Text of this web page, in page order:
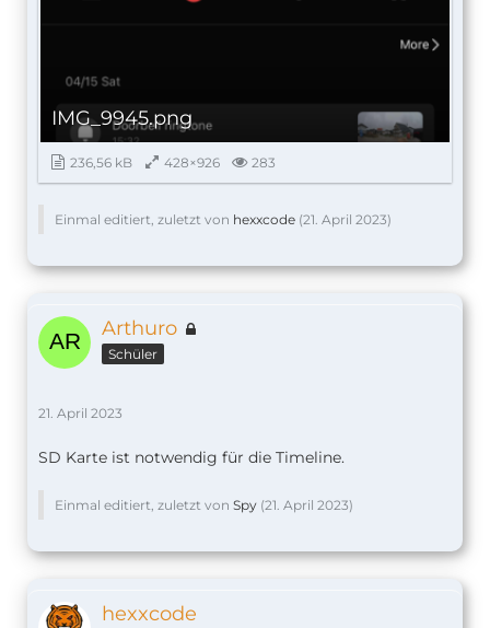
IMG_9945.png
236,56 kB 428×926 283
Einmal editiert, zuletzt von hexxcode (21. April 2023)
Arthuro
Schüler
21. April 2023
SD Karte ist notwendig für die Timeline.
Einmal editiert, zuletzt von Spy (21. April 2023)
hexxcode